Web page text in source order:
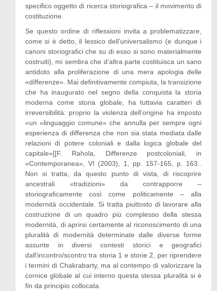
specifico oggetto di ricerca storiografica – il movimento di
costituzione.
Se questo ordine di riflessioni invita a problematizzare,
come si è detto, il lessico dell’universalismo (e dunque i
canoni storiografici che su di esso si sono materialmente
costruiti), mi sembra che d’altra parte costituisca un sano
antidoto alla proliferazione di una mera apologia delle
«differenze». Mai definitivamente compiuta, la transizione
che ha inaugurato nel segno della conquista la storia
moderna come storia globale, ha tuttavia caratteri di
irreversibilità: proprio la violenza dell’origine ha imposto
«un «linguaggio comune» che annulla per sempre ogni
esperienza di differenza che non sia stata mediata dalle
relazioni di potere coloniali e dalla logica globale del
capitale»[[F. Rahola, Differenze postcoloniali, in
«Contemporanea», VI (2003), 1, pp. 157-165, p. 163..
Non si tratta, da questo punto di vista, di riscoprire
ancestrali «tradizioni» da contrapporre –
storiograficamente così come politicamente – alla
modernità occidentale. Si tratta piuttosto di lavorare alla
costruzione di un quadro più complesso della stessa
modernità, di aprirsi certamente al riconoscimento di una
pluralità di modernità determinate dalle diverse forme
assunte in diversi contesti storici e geografici
dall’incontro/scontro tra storia 1 e storie 2, per riprendere
i termini di Chakrabarty, ma al contempo di valorizzare la
cornice globale al cui interno questa stessa pluralità si è
fin da principio collocata.